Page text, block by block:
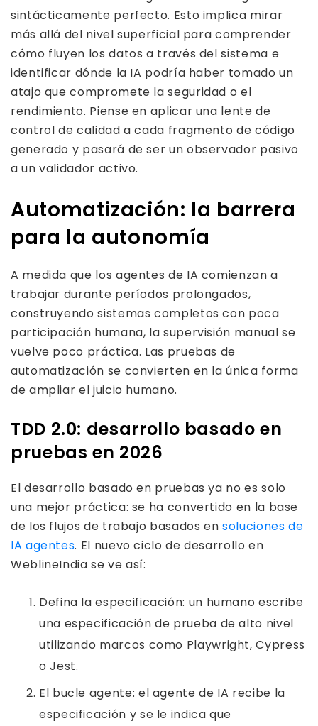
sintácticamente perfecto. Esto implica mirar
más allá del nivel superficial para comprender
cómo fluyen los datos a través del sistema e
identificar dónde la IA podría haber tomado un
atajo que compromete la seguridad o el
rendimiento. Piense en aplicar una lente de
control de calidad a cada fragmento de código
generado y pasará de ser un observador pasivo
a un validador activo.
Automatización: la barrera
para la autonomía
A medida que los agentes de IA comienzan a
trabajar durante períodos prolongados,
construyendo sistemas completos con poca
participación humana, la supervisión manual se
vuelve poco práctica. Las pruebas de
automatización se convierten en la única forma
de ampliar el juicio humano.
TDD 2.0: desarrollo basado en
pruebas en 2026
El desarrollo basado en pruebas ya no es solo
una mejor práctica: se ha convertido en la base
de los flujos de trabajo basados ​​ensoluciones de
IA agentes. El nuevo ciclo de desarrollo en
WeblineIndia se ve así:
Defina la especificación: un humano escribe
una especificación de prueba de alto nivel
utilizando marcos como Playwright, Cypress
o Jest.
El bucle agente: el agente de IA recibe la
especificación y se le indica que